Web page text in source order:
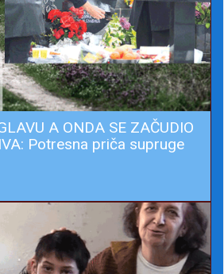
A ONDA SE ZAČUDIO
Potresna priča supruge